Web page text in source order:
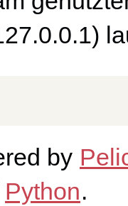
by
Python.